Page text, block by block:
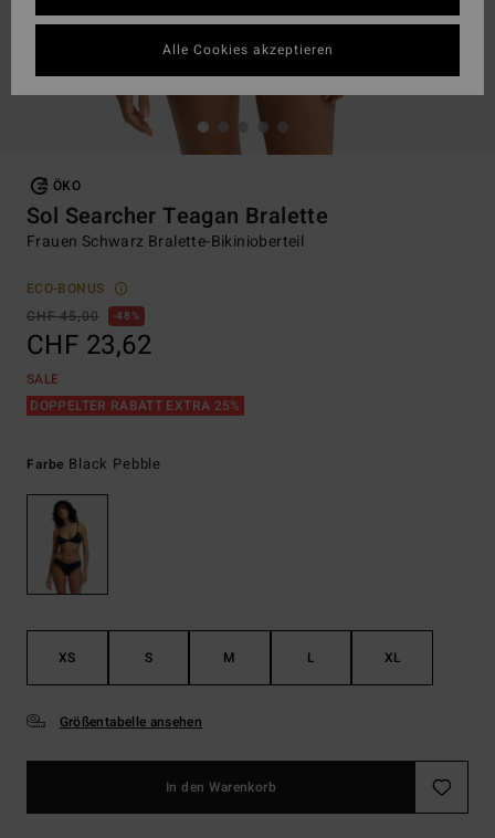
ÖKO
Sol Searcher Teagan Bralette
Frauen Schwarz Bralette-Bikinioberteil
ECO-BONUS
CHF 45,00
48%
CHF 23,62
SALE
DOPPELTER RABATT EXTRA 25%
Farbe Black Pebble
XS S M L XL
Größentabelle ansehen
In den Warenkorb
Alle Cookies akzeptieren